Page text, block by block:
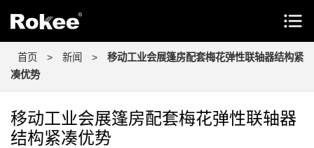
首页 > 新闻 >
移动工业会展篷房配套梅花弹性联轴器结构紧
凑优势
移动工业会展篷房配套梅花弹性联轴器
结构紧凑优势